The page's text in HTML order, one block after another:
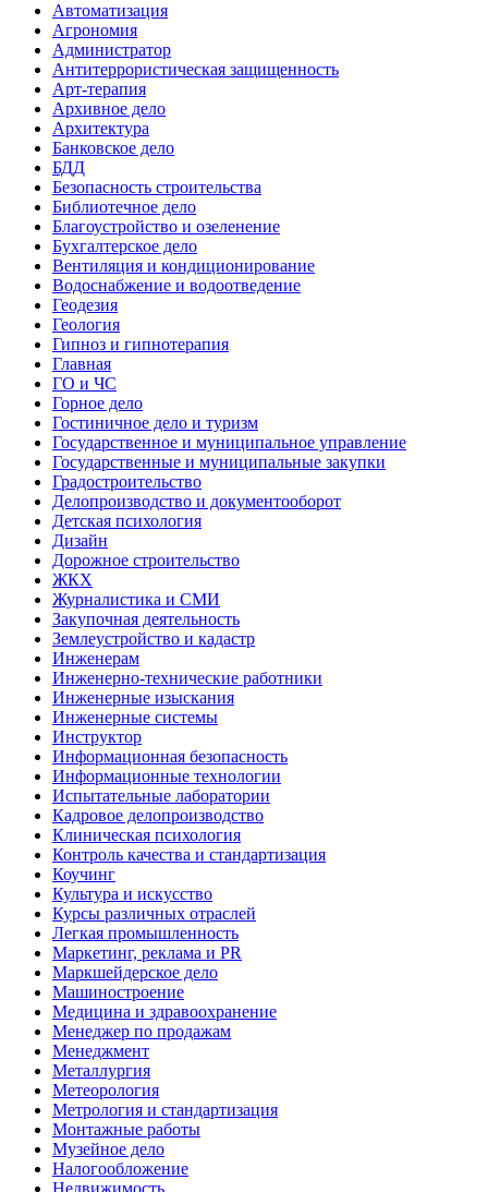
Автоматизация
Агрономия
Администратор
Антитеррористическая защищенность
Арт-терапия
Архивное дело
Архитектура
Банковское дело
БДД
Безопасность строительства
Библиотечное дело
Благоустройство и озеленение
Бухгалтерское дело
Вентиляция и кондиционирование
Водоснабжение и водоотведение
Геодезия
Геология
Гипноз и гипнотерапия
Главная
ГО и ЧС
Горное дело
Гостиничное дело и туризм
Государственное и муниципальное управление
Государственные и муниципальные закупки
Градостроительство
Делопроизводство и документооборот
Детская психология
Дизайн
Дорожное строительство
ЖКХ
Журналистика и СМИ
Закупочная деятельность
Землеустройство и кадастр
Инженерам
Инженерно-технические работники
Инженерные изыскания
Инженерные системы
Инструктор
Информационная безопасность
Информационные технологии
Испытательные лаборатории
Кадровое делопроизводство
Клиническая психология
Контроль качества и стандартизация
Коучинг
Культура и искусство
Курсы различных отраслей
Легкая промышленность
Маркетинг, реклама и PR
Маркшейдерское дело
Машиностроение
Медицина и здравоохранение
Менеджер по продажам
Менеджмент
Металлургия
Метеорология
Метрология и стандартизация
Монтажные работы
Музейное дело
Налогообложение
Недвижимость